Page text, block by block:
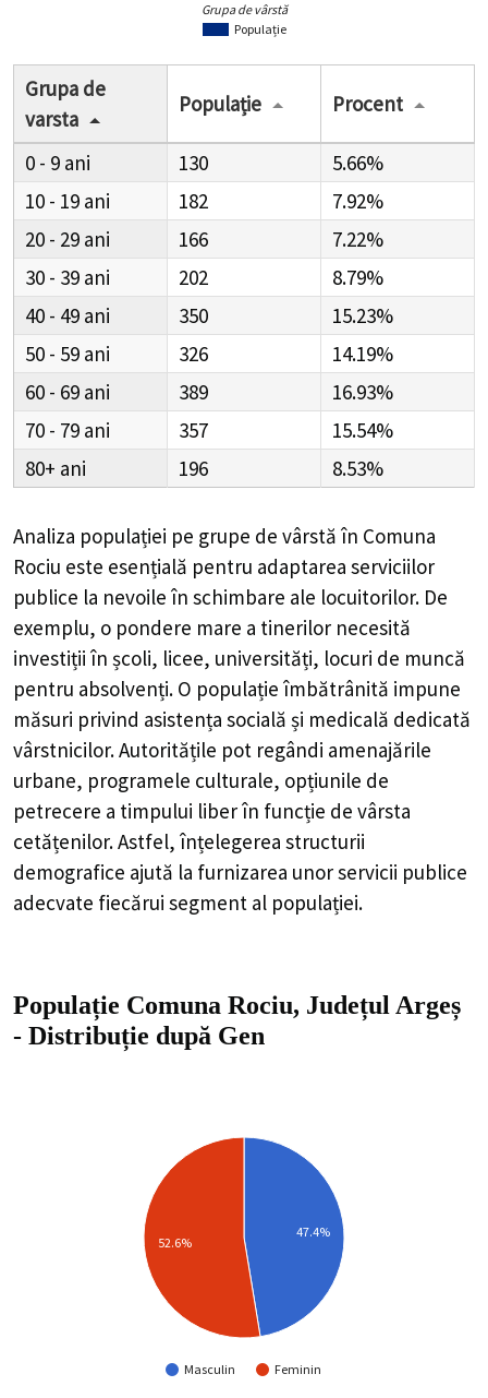
Populație
Grupa de vârstă
Grupa de
varsta
Populație Procent
0 - 9 130
5.66%
10 - 19
182
7.92%
20 - 29
166
7.22%
30 - 39
202
8.79%
40 - 49
350
15.23%
50 - 59
326
14.19%
60 - 69
389
16.93%
70 - 79
357
15.54%
80+
196 8.53%
Analiza populației pe grupe de vârstă în Comuna
Rociu este esențială pentru adaptarea serviciilor
publice la nevoile în schimbare ale locuitorilor. De
exemplu, o pondere mare a tinerilor necesită
investiții în școli, licee, universități, locuri de muncă
pentru absolvenți. O populație îmbătrânită impune
măsuri privind asistența socială și medicală dedicată
vârstnicilor. Autoritățile pot regândi amenajările
urbane, programele culturale, opțiunile de
petrecere a timpului liber în funcție de vârsta
cetățenilor. Astfel, înțelegerea structurii
demografice ajută la furnizarea unor servicii publice
adecvate fiecărui segment al populației.
Populație Comuna Rociu, Județul Argeș
- Distribuție după Gen
Masculin Feminin
47.4%
52.6%